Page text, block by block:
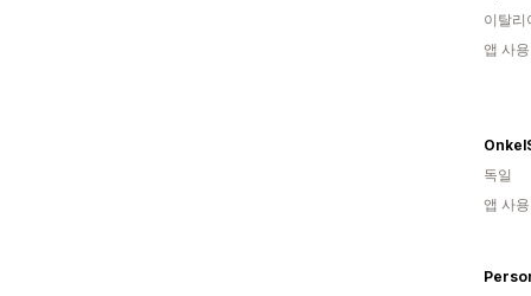
이탈리
앱 사
독일
앱 사